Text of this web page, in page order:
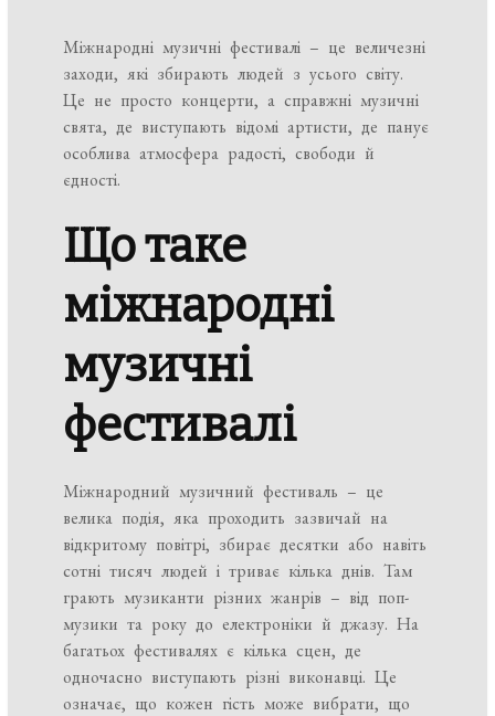
Міжнародні музичні фестивалі – це величезні
заходи, які збирають людей з усього світу.
Це не просто концерти, а справжні музичні
свята, де виступають відомі артисти, де панує
особлива атмосфера радості, свободи й
єдності.
Що таке
міжнародні
музичні
фестивалі
Міжнародний музичний фестиваль – це
велика подія, яка проходить зазвичай на
відкритому повітрі, збирає десятки або навіть
сотні тисяч людей і триває кілька днів. Там
грають музиканти різних жанрів – від поп-
музики та року до електроніки й джазу. На
багатьох фестивалях є кілька сцен, де
одночасно виступають різні виконавці. Це
означає, що кожен гість може вибрати, що